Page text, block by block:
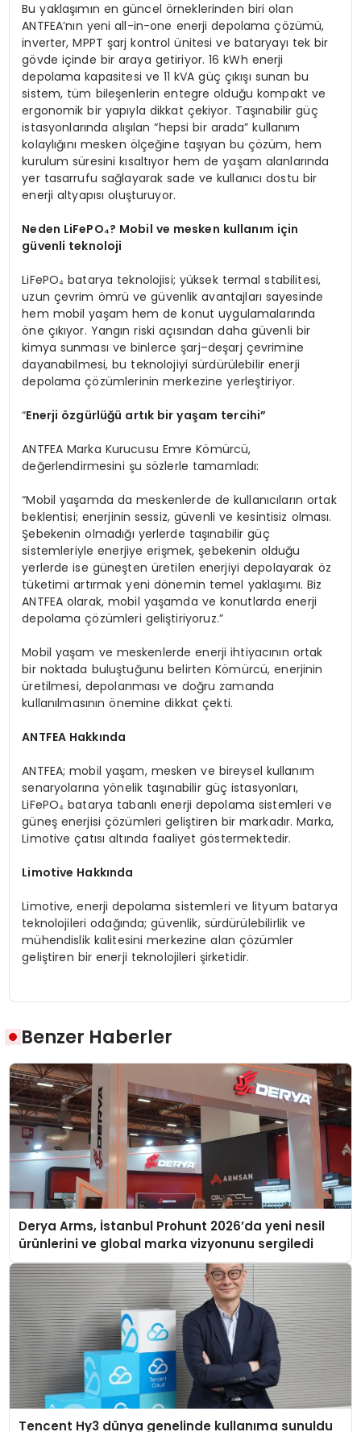
Bu yaklaşımın en güncel örneklerinden biri olan
ANTFEA’nın yeni all-in-one enerji depolama çözümü,
inverter, MPPT şarj kontrol ünitesi ve bataryayı tek bir
gövde içinde bir araya getiriyor. 16 kWh enerji
depolama kapasitesi ve 11 kVA güç çıkışı sunan bu
sistem, tüm bileşenlerin entegre olduğu kompakt ve
ergonomik bir yapıyla dikkat çekiyor. Taşınabilir güç
istasyonlarında alışılan “hepsi bir arada” kullanım
kolaylığını mesken ölçeğine taşıyan bu çözüm, hem
kurulum süresini kısaltıyor hem de yaşam alanlarında
yer tasarrufu sağlayarak sade ve kullanıcı dostu bir
enerji altyapısı oluşturuyor.
Neden LiFePO₄? Mobil ve mesken kullanım için
güvenli teknoloji
LiFePO₄ batarya teknolojisi; yüksek termal stabilitesi,
uzun çevrim ömrü ve güvenlik avantajları sayesinde
hem mobil yaşam hem de konut uygulamalarında
öne çıkıyor. Yangın riski açısından daha güvenli bir
kimya sunması ve binlerce şarj–deşarj çevrimine
dayanabilmesi, bu teknolojiyi sürdürülebilir enerji
depolama çözümlerinin merkezine yerleştiriyor.
“Enerji özgürlüğü artık bir yaşam tercihi”
ANTFEA Marka Kurucusu Emre Kömürcü,
değerlendirmesini şu sözlerle tamamladı:
“Mobil yaşamda da meskenlerde de kullanıcıların ortak
beklentisi; enerjinin sessiz, güvenli ve kesintisiz olması.
Şebekenin olmadığı yerlerde taşınabilir güç
sistemleriyle enerjiye erişmek, şebekenin olduğu
yerlerde ise güneşten üretilen enerjiyi depolayarak öz
tüketimi artırmak yeni dönemin temel yaklaşımı. Biz
ANTFEA olarak, mobil yaşamda ve konutlarda enerji
depolama çözümleri geliştiriyoruz.”
Mobil yaşam ve meskenlerde enerji ihtiyacının ortak
bir noktada buluştuğunu belirten Kömürcü, enerjinin
üretilmesi, depolanması ve doğru zamanda
kullanılmasının önemine dikkat çekti.
ANTFEA Hakkında
ANTFEA; mobil yaşam, mesken ve bireysel kullanım
senaryolarına yönelik taşınabilir güç istasyonları,
LiFePO₄ batarya tabanlı enerji depolama sistemleri ve
güneş enerjisi çözümleri geliştiren bir markadır. Marka,
Limotive çatısı altında faaliyet göstermektedir.
Limotive Hakkında
Limotive, enerji depolama sistemleri ve lityum batarya
teknolojileri odağında; güvenlik, sürdürülebilirlik ve
mühendislik kalitesini merkezine alan çözümler
geliştiren bir enerji teknolojileri şirketidir.
Benzer Haberler
Derya Arms, İstanbul Prohunt 2026’da yeni nesil
ürünlerini ve global marka vizyonunu sergiledi
Tencent Hy3 dünya genelinde kullanıma sunuldu